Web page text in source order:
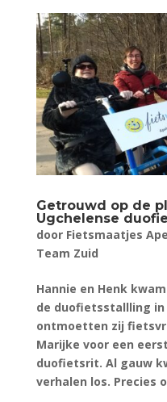
Getrouwd op de
Ugchelense
door Fietsmaatjes
Team Zuid
Hannie en Henk
de duofietsstallling in
ontmoetten zij
Marijke voor een
duofietsrit. Al gauw
verhalen los. Precies